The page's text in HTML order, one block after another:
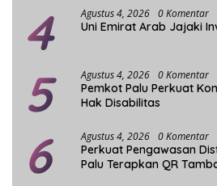
4 Agustus 4, 2026 0 Komentar
Uni Emirat Arab Jajaki
5 Agustus 4, 2026 0 Komentar
Pemkot Palu Perkuat
Hak Disabilitas
6 Agustus 4, 2026 0 Komentar
Perkuat Pengawasan
Palu Terapkan QR